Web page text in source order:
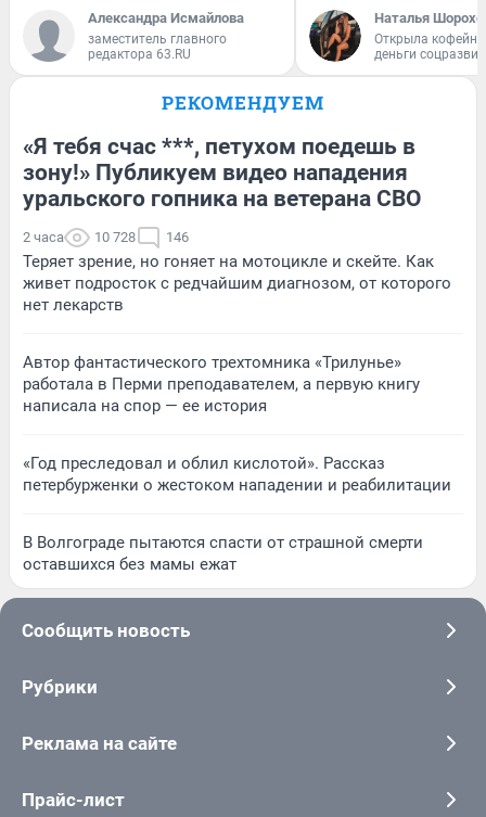
Александра Исмайлова
заместитель главного
редактора 63.RU
Наталья
Открыла
деньги
РЕКОМЕНДУЕМ
«Я тебя счас ***, петухом поедешь в
зону!» Публикуем видео нападения
уральского гопника на ветерана СВО
2 часа 10 728 146
Теряет зрение, но гоняет на мотоцикле и скейте. Как
живет подросток с редчайшим диагнозом, от которого
нет лекарств
Автор фантастического трехтомника «Трилунье»
работала в Перми преподавателем, а первую книгу
написала на спор — ее история
«Год преследовал и облил кислотой». Рассказ
петербурженки о жестоком нападении и реабилитации
В Волгограде пытаются спасти от страшной смерти
оставшихся без мамы ежат
Сообщить новость
Рубрики
Реклама на сайте
Прайс-лист